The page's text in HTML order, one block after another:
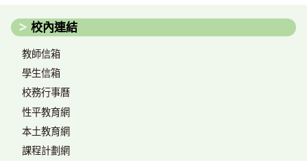
校內連結
教師信箱
學生信箱
校務行事曆
性平教育網
本土教育網
課程計劃網